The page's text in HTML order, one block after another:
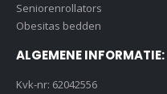
Seniorenrollators
Obesitas bedden
ALGEMENE INFORMATIE:
Kvk-nr: 62042556